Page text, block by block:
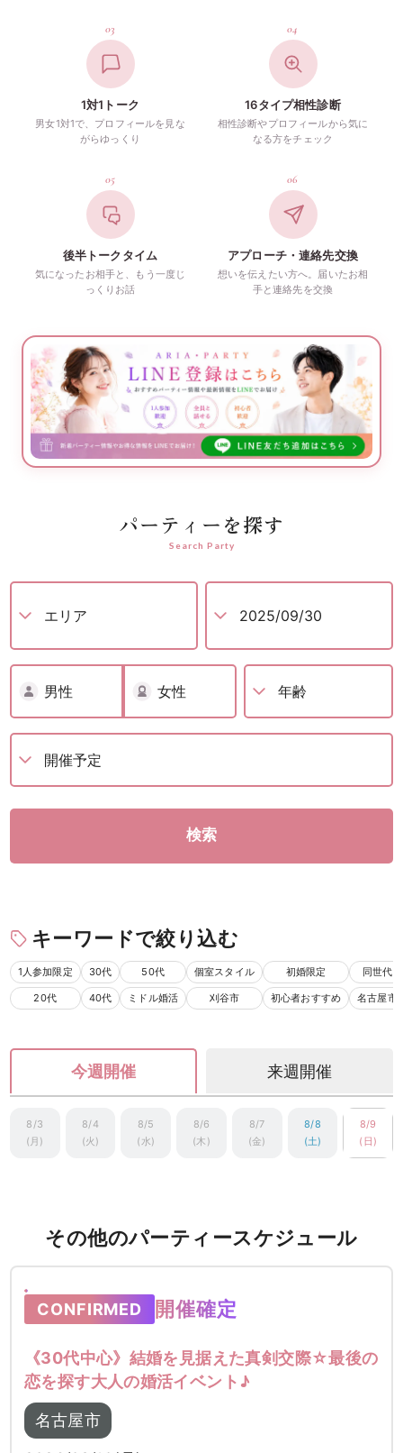
03
1対1トーク
男女1対1で、プロフィールを見な
がらゆっくり
04
16タイプ相性診断
相性診断やプロフィールから気に
なる方をチェック
05
後半トークタイム
気になったお相手と、もう一度じ
っくりお話
06
アプローチ・連絡先交換
想いを伝えたい方へ。届いたお相
手と連絡先を交換
パーティーを探す
Search Party
男性 女性
検索
キーワードで絞り込む
1人参加限定
20代
30代
40代
50代
ミドル婚活
個室スタイル
刈谷市
初婚限定
初心者おすすめ
同世代
名古屋市
今週開催 来週開催
8/3
(月)
8/4
(火)
8/5
(水)
8/6
(木)
8/7
(金)
8/8
(土)
8/9
(日)
その他のパーティースケジュール
CONFIRMED 開催確定
《30代中心》結婚を見据えた真剣交際☆最後の
恋を探す大人の婚活イベント♪
名古屋市